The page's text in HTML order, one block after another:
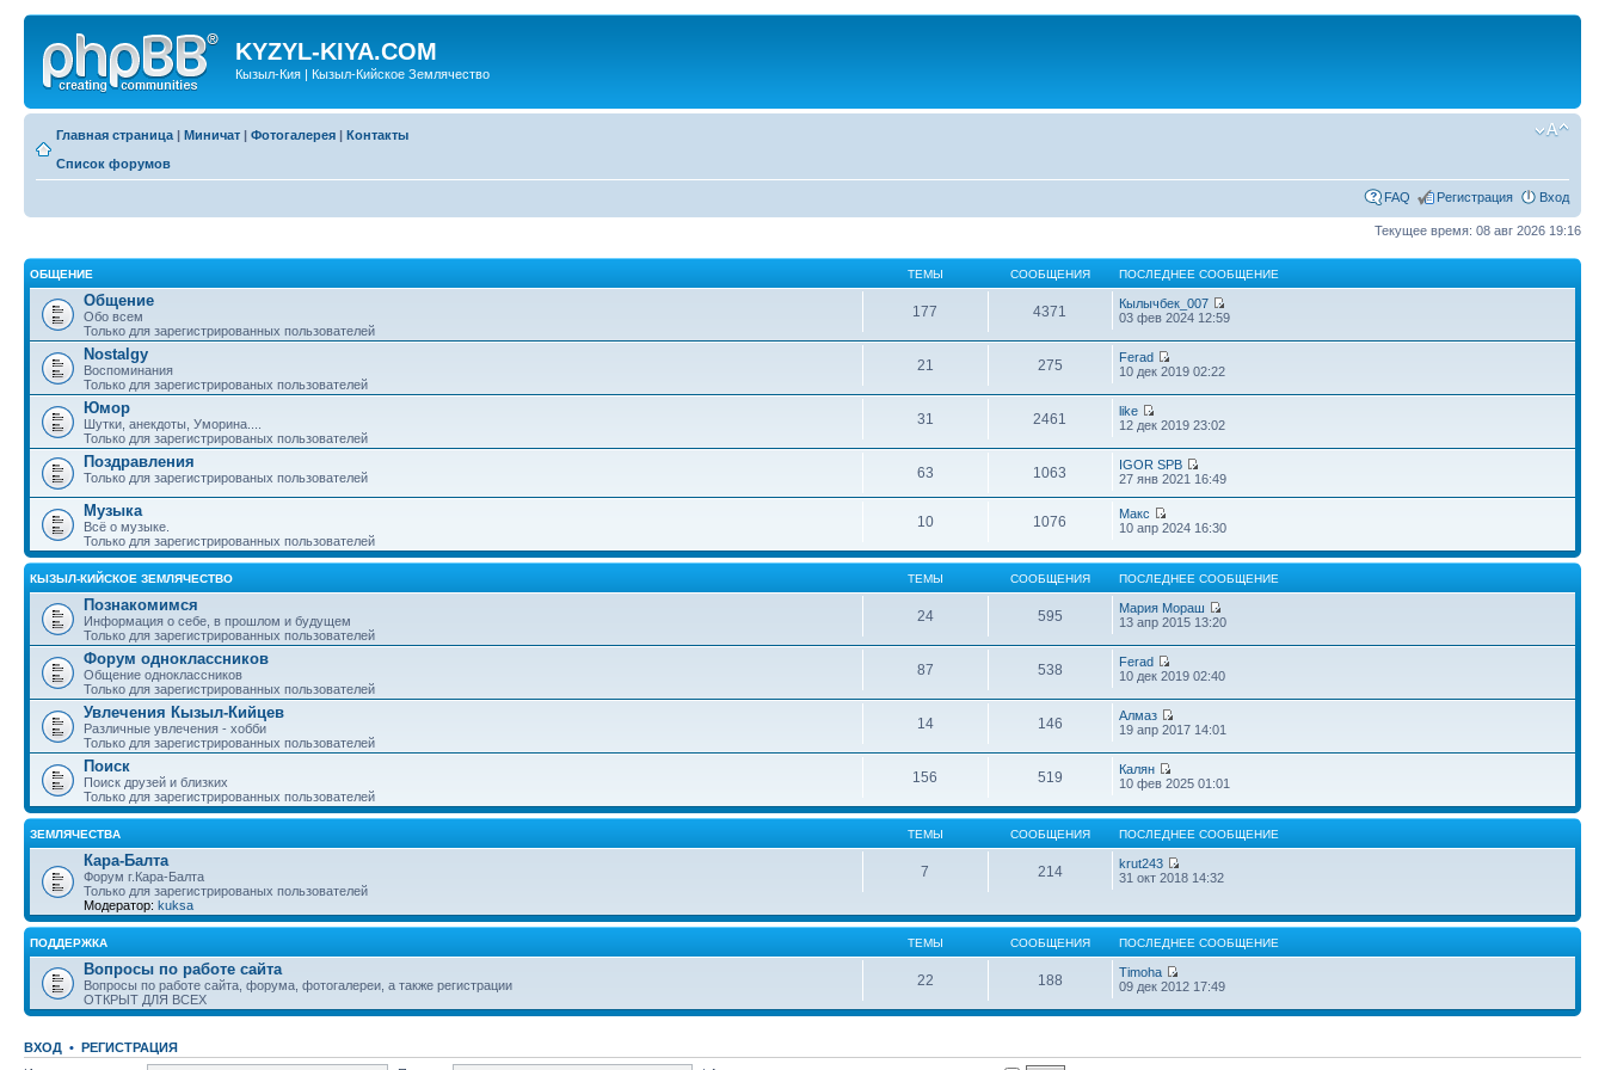
KYZYL-KIYA.COM
Кызыл-Кия | Кызыл-Кийское Землячество
Главная страница | Миничат | Фотогалерея | Контакты
Список форумов
FAQ Регистрация Вход
Текущее время: 08 авг 2026 19:16
ОБЩЕНИЕ ТЕМЫ СООБЩЕНИЯ ПОСЛЕДНЕЕ СООБЩЕНИЕ
Общение
Обо всем
Только для зарегистрированных пользователей
177 4371
Кылычбек_007
03 фев 2024 12:59
Nostalgy
Воспоминания
Только для зарегистрированых пользователей
21 275
Ferad
10 дек 2019 02:22
Юмор
Шутки, анекдоты, Уморина....
Только для зарегистрированых пользователей
31 2461
like
12 дек 2019 23:02
Поздравления
Только для зарегистрированых пользователей 63 1063
IGOR SPB
27 янв 2021 16:49
Музыка
Всё о музыке.
Только для зарегистрированных пользователей
10 1076
Макс
10 апр 2024 16:30
КЫЗЫЛ-КИЙСКОЕ ЗЕМЛЯЧЕСТВО ТЕМЫ СООБЩЕНИЯ ПОСЛЕДНЕЕ СООБЩЕНИЕ
Познакомимся
Информация о себе, в прошлом и будущем
Только для зарегистрированных пользователей
24 595
Мария Мораш
13 апр 2015 13:20
Форум одноклассников
Общение одноклассников
Только для зарегистрированных пользователей
87 538
Ferad
10 дек 2019 02:40
Увлечения Кызыл-Кийцев
Различные увлечения - хобби
Только для зарегистрированных пользователей
14 146
Алмаз
19 апр 2017 14:01
Поиск
Поиск друзей и близких
Только для зарегистрированных пользователей
156 519
Калян
10 фев 2025 01:01
ЗЕМЛЯЧЕСТВА ТЕМЫ СООБЩЕНИЯ ПОСЛЕДНЕЕ СООБЩЕНИЕ
Кара-Балта
Форум г.Кара-Балта
Только для зарегистрированых пользователей
Модератор: kuksa
7 214
krut243
31 окт 2018 14:32
ПОДДЕРЖКА ТЕМЫ СООБЩЕНИЯ ПОСЛЕДНЕЕ СООБЩЕНИЕ
Вопросы по работе сайта
Вопросы по работе сайта, форума, фотогалереи, а также регистрации
ОТКРЫТ ДЛЯ ВСЕХ
22 188
Timoha
09 дек 2012 17:49
ВХОД • РЕГИСТРАЦИЯ